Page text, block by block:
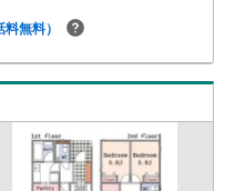
様に安心感をお持ち頂ける
その後の物件のご説明、資
は、上司である担当課長も
す。
料無料）